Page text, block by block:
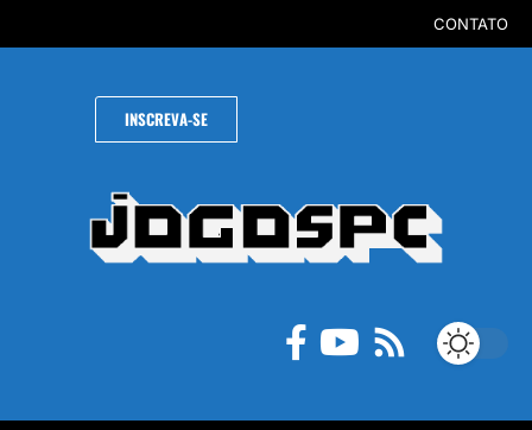
CONTATO
INSCREVA-SE